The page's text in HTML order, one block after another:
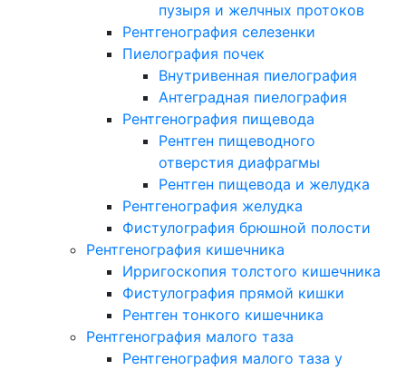
пузыря и желчных протоков
Рентгенография селезенки
Пиелография почек
Внутривенная пиелография
Антеградная пиелография
Рентгенография пищевода
Рентген пищеводного
отверстия диафрагмы
Рентген пищевода и желудка
Рентгенография желудка
Фистулография брюшной полости
Рентгенография кишечника
Ирригоскопия толстого кишечника
Фистулография прямой кишки
Рентген тонкого кишечника
Рентгенография малого таза
Рентгенография малого таза у